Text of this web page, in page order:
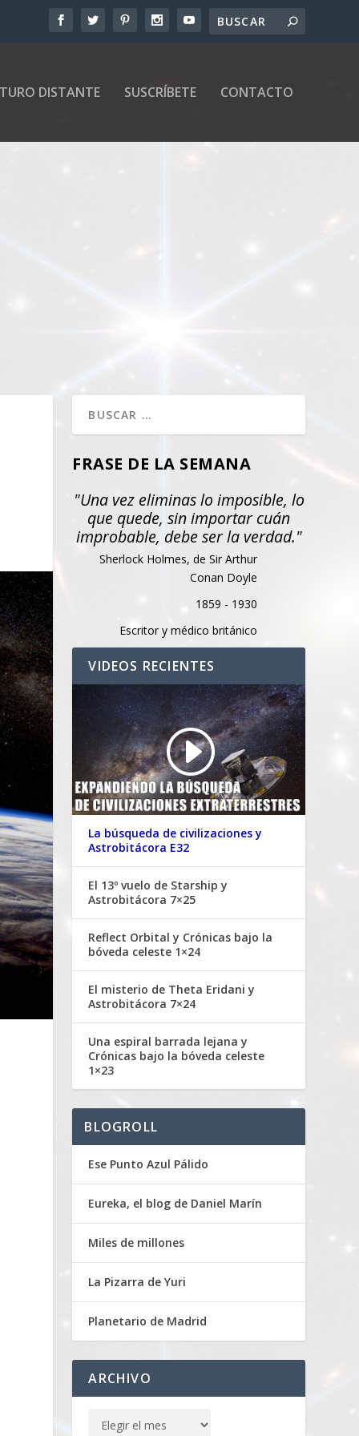
DISTANTE SUSCRÍBETE CONTACTO
FRASE DE LA SEMANA
"Una vez eliminas lo imposible, lo
que quede, sin importar cuán
improbable, debe ser la verdad."
Sherlock Holmes, de Sir Arthur
Conan Doyle
1859 - 1930
Escritor y médico británico
VIDEOS RECIENTES
La búsqueda de civilizaciones y
Astrobitácora E32
El 13º vuelo de Starship y
Astrobitácora 7×25
Reflect Orbital y Crónicas bajo la
bóveda celeste 1×24
El misterio de Theta Eridani y
Astrobitácora 7×24
Una espiral barrada lejana y
Crónicas bajo la bóveda celeste
1×23
BLOGROLL
Ese Punto Azul Pálido
Eureka, el blog de Daniel Marín
Miles de millones
La Pizarra de Yuri
Planetario de Madrid
ARCHIVO